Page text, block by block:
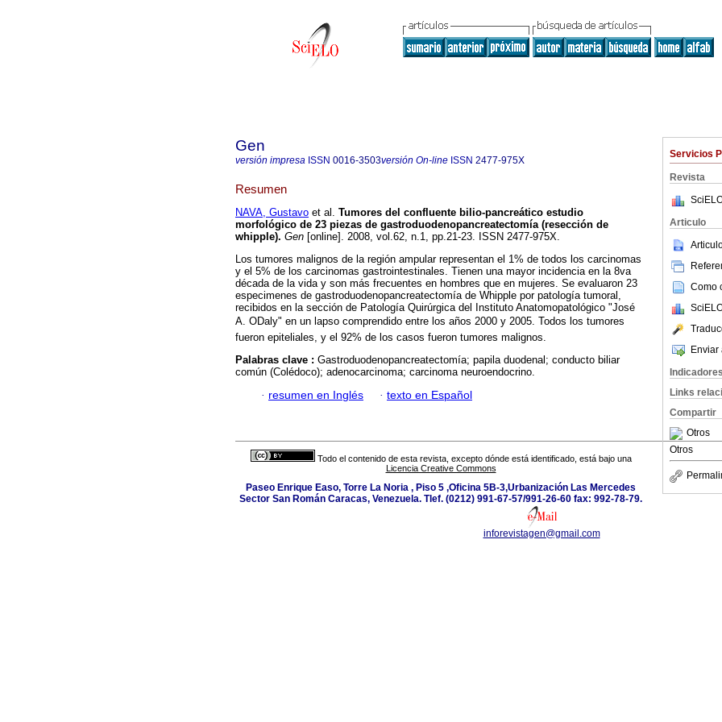
Servicios
Revista
Articulo
Como
Enviar
Indicadores
Links
Compartir
Otros
Otros
Gen
versión impresa ISSN 0016-3503versión On-line ISSN 2477-975X
Resumen
NAVA, Gustavo et al. Tumores del confluente bilio-pancreático estudio
morfológico de 23 piezas de gastroduodenopancreatectomía (resección de
whipple). Gen [online]. 2008, vol.62, n.1, pp.21-23. ISSN 2477-975X.
Los tumores malignos de la región ampular representan el 1% de todos los carcinomas
y el 5% de los carcinomas gastrointestinales. Tienen una mayor incidencia en la 8va
década de la vida y son más frecuentes en hombres que en mujeres. Se evaluaron 23
especimenes de gastroduodenopancreatectomía de Whipple por patología tumoral,
recibidos en la sección de Patología Quirúrgica del Instituto Anatomopatológico "José
A. ODaly" en un lapso comprendido entre los años 2000 y 2005. Todos los tumores
fueron epiteliales, y el 92% de los casos fueron tumores malignos.
Palabras clave : Gastroduodenopancreatectomía; papila duodenal; conducto biliar
común (Colédoco); adenocarcinoma; carcinoma neuroendocrino.
· resumen en Inglés · texto en Español
Todo el contenido de esta revista, excepto dónde está identificado, está bajo una
Licencia Creative Commons
Paseo Enrique Easo, Torre La Noria , Piso 5 ,Oficina 5B-3,Urbanización Las Mercedes
Sector San Román Caracas, Venezuela. Tlef. (0212) 991-67-57/991-26-60 fax: 992-78-79.
inforevistagen@gmail.com